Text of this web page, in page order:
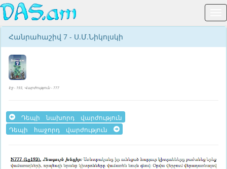
Հանրահաշիվ 7 - Ս.Մ.Նիկոլսկի
Էջ - 193, Վարժություն - 777
Դեպի նախորդ վարժություն
Դեպի հաջորդ վարժություն